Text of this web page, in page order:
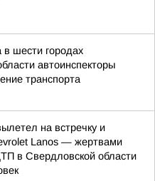
в шести городах
автоинспекторы
транспорта
на встречку и
Lanos — жертвами
в Свердловской области